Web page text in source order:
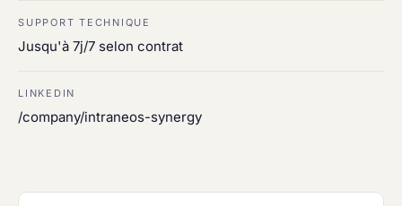
SUPPORT TECHNIQUE
Jusqu'à 7j/7 selon contrat
LINKEDIN
/company/intraneos-synergy